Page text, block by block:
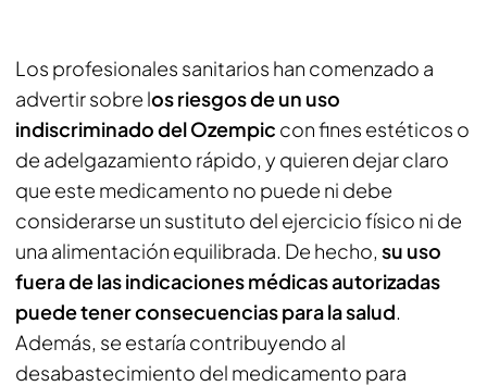
Los profesionales sanitarios han comenzado a
advertir sobre los riesgos de un uso
indiscriminado del Ozempic con fines estéticos o
de adelgazamiento rápido, y quieren dejar claro
que este medicamento no puede ni debe
considerarse un sustituto del ejercicio físico ni de
una alimentación equilibrada. De hecho, su uso
fuera de las indicaciones médicas autorizadas
puede tener consecuencias para la salud.
Además, se estaría contribuyendo al
desabastecimiento del medicamento para